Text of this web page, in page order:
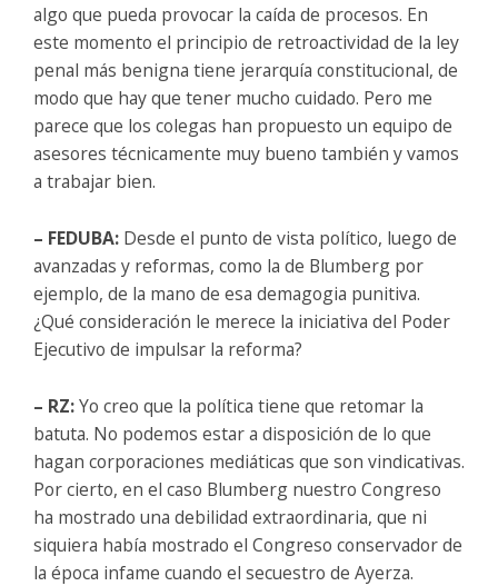
algo que pueda provocar la caída de procesos. En
este momento el principio de retroactividad de la ley
penal más benigna tiene jerarquía constitucional, de
modo que hay que tener mucho cuidado. Pero me
parece que los colegas han propuesto un equipo de
asesores técnicamente muy bueno también y vamos
a trabajar bien.
– FEDUBA: Desde el punto de vista político, luego de
avanzadas y reformas, como la de Blumberg por
ejemplo, de la mano de esa demagogia punitiva.
¿Qué consideración le merece la iniciativa del Poder
Ejecutivo de impulsar la reforma?
– RZ:Yo creo que la política tiene que retomar la
batuta. No podemos estar a disposición de lo que
hagan corporaciones mediáticas que son vindicativas.
Por cierto, en el caso Blumberg nuestro Congreso
ha mostrado una debilidad extraordinaria, que ni
siquiera había mostrado el Congreso conservador de
la época infame cuando el secuestro de Ayerza.